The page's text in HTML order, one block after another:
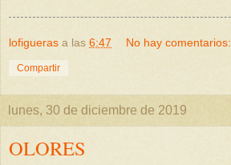
lofigueras a las 6:47 No hay comentarios:
Compartir
lunes, 30 de diciembre de 2019
OLORES